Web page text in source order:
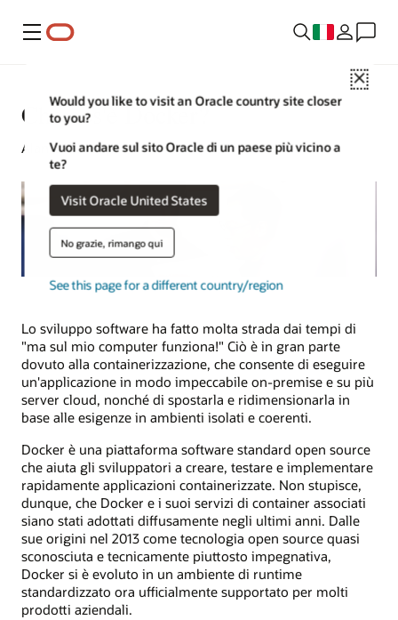
Menu
Close
Would you like to visit an Oracle country site closer
to you?
Vuoi andare sul sito Oracle di un paese più vicino a
te?
Visit Oracle United States
No grazie, rimango qui
See this page for a different country/region
Che cos'è Docker?
Alan Zeichick | Senior Writer | 8 dicembre 2025
Lo sviluppo software ha fatto molta strada dai tempi di
"ma sul mio computer funziona!" Ciò è in gran parte
dovuto alla containerizzazione, che consente di eseguire
un'applicazione in modo impeccabile on-premise e su più
server cloud, nonché di spostarla e ridimensionarla in
base alle esigenze in ambienti isolati e coerenti.
Docker è una piattaforma software standard open source
che aiuta gli sviluppatori a creare, testare e implementare
rapidamente applicazioni containerizzate. Non stupisce,
dunque, che Docker e i suoi servizi di container associati
siano stati adottati diffusamente negli ultimi anni. Dalle
sue origini nel 2013 come tecnologia open source quasi
sconosciuta e tecnicamente piuttosto impegnativa,
Docker si è evoluto in un ambiente di runtime
standardizzato ora ufficialmente supportato per molti
prodotti aziendali.